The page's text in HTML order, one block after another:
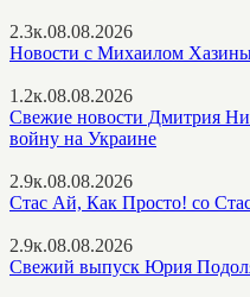
2.3к.08.08.2026
Новости с Михаилом
1.2к.08.08.2026
Свежие новости Дмитрия
войну на Украине
2.9к.08.08.2026
Стас Ай, Как Просто! со
2.9к.08.08.2026
Свежий выпуск Юрия